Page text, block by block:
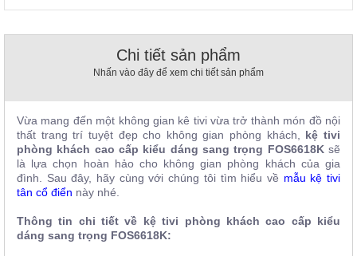
Cây
, đồ
Nhà
Hàng
Thất
Hàng
Chi tiết sản phẩm
Nhấn vào đây để xem chi tiết sản phẩm
Vừa mang đến một không gian kê tivi vừa trở thành món đồ nội
thất trang trí tuyệt đẹp cho không gian phòng khách, kệ tivi
phòng khách cao cấp kiểu dáng sang trọng FOS6618Ksẽ
là lựa chọn hoàn hảo cho không gian phòng khách của gia
đình. Sau đây, hãy cùng với chúng tôi tìm hiểu về mẫu kệ tivi
tân cổ điển này nhé.
Thông tin chi tiết về kệ tivi phòng khách cao cấp kiểu
dáng sang trọng FOS6618K: